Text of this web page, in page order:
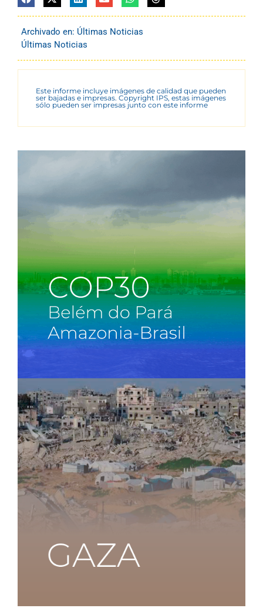
Archivado en: Últimas Noticias
Últimas Noticias
Este informe incluye imágenes de calidad que pueden
ser bajadas e impresas. Copyright IPS, estas imágenes
sólo pueden ser impresas junto con este informe